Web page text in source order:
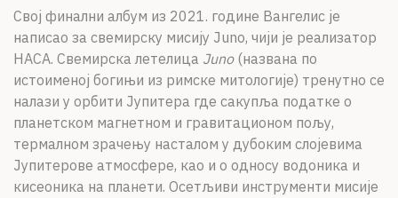
Свој финални албум из 2021. године Вангелис је
написао за свемирску мисију Juno, чији је реализатор
НАСА. Свемирска летелица Juno(названа по
истоименој богињи из римске митологије) тренутно се
налази у орбити Јупитера где сакупља податке о
планетском магнетном и гравитационом пољу,
термалном зрачењу насталом у дубоким слојевима
Јупитерове атмосфере, као и о односу водоника и
кисеоника на планети. Осетљиви инструменти мисије